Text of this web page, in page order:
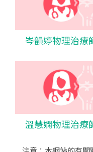
岑韻婷物理治療
溫慧嫻物理治療